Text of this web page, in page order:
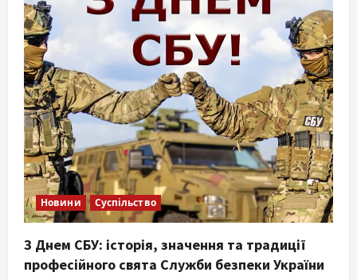
Новини Суспільство
З Днем СБУ: історія, значення та традиції
професійного свята Служби безпеки України